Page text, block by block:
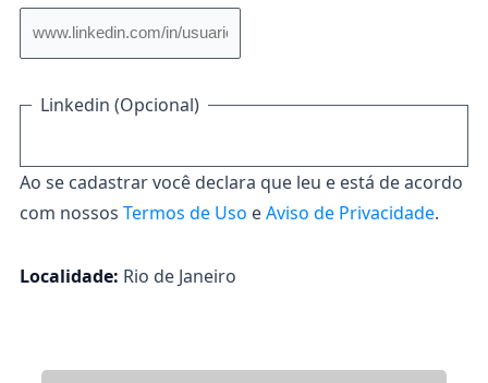
Linkedin (Opcional)
Ao se cadastrar você declara que leu e está de acordo
com nossos Termos de Uso eAviso de Privacidade.
Localidade: Rio de Janeiro